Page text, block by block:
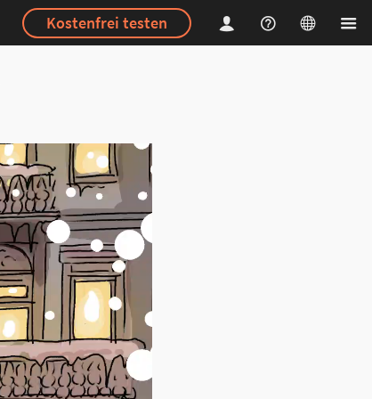
Kostenfrei testen